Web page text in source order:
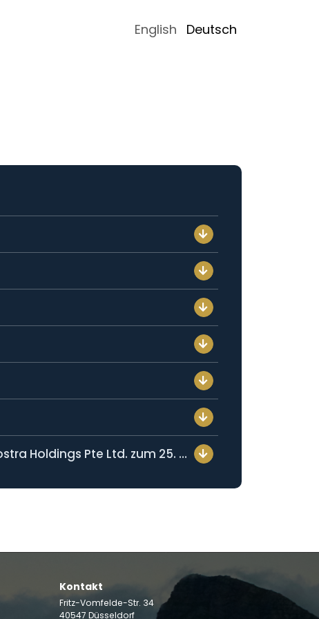
English Deutsch
Stellungnahme des Vorstands und des Aufsichtsrats zum Übernahmeangebot der Rostra Holdings Pte Ltd. zum 25. April 2024
Kontakt
Fritz-Vomfelde-Str. 34
40547 Düsseldorf